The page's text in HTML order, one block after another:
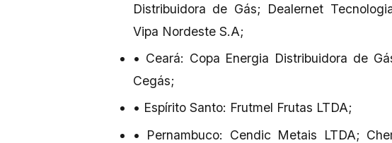
Distribuidora de Gás; Dealernet
Vipa Nordeste S.A;
• Ceará: Copa Energia Distribuidora de
Cegás;
• Espírito Santo: Frutmel Frutas LTDA;
• Pernambuco: Cendic Metais LTDA;